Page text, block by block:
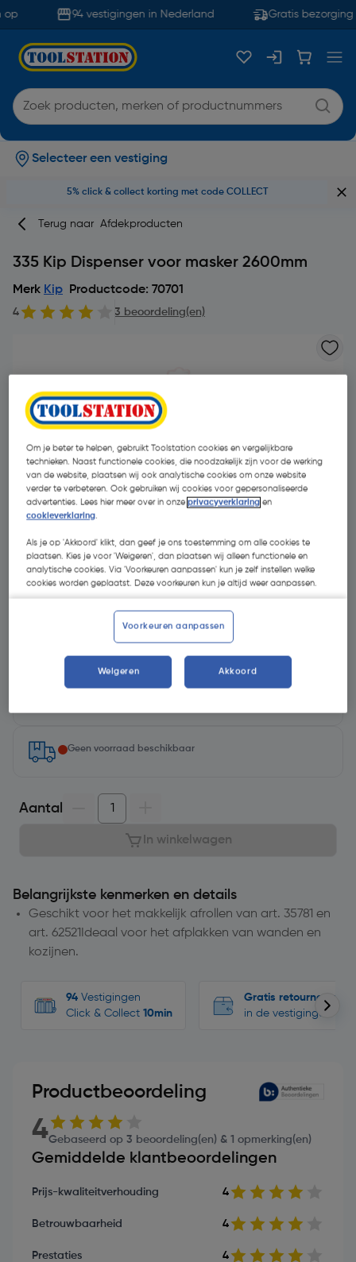
94 vestigingen in Nederland Gratis bezorging
Selecteer een vestiging
5% click & collect korting met code COLLECT
Terug naar Afdekproducten
335 Kip Dispenser voor masker 2600mm
Merk Kip Productcode: 70701
4 3 beoordeling(en)
| Excl. btw € 3,55
Selecteer winkel - Bekijk voorraadniveaus en haal binnen 10
minuten op
Geen voorraad beschikbaar
Aantal
In winkelwagen
Belangrijkste kenmerken en details
Geschikt voor het makkelijk afrollen van art. 35781 en
art. 62521Ideaal voor het afplakken van wanden en
kozijnen.
94 Vestigingen
Click & Collect 10min
Gratis retourneren
in de vestigingen
Productbeoordeling
4Gebaseerd op 3 beoordeling(en) & 1 opmerking(en)
Gemiddelde klantbeoordelingen
Prijs-kwaliteitverhouding 4
Betrouwbaarheid 4
Prestaties 4
Om je beter te helpen, gebruikt Toolstation cookies en vergelijkbare
technieken. Naast functionele cookies, die noodzakelijk zijn voor de werking
van de website, plaatsen wij ook analytische cookies om onze website
verder te verbeteren. Ook gebruiken wij cookies voor gepersonaliseerde
advertenties. Lees hier meer over in onzeprivacyverklaring en
cookieverklaring.
Als je op 'Akkoord' klikt, dan geef je ons toestemming om alle cookies te
plaatsen. Kies je voor 'Weigeren', dan plaatsen wij alleen functionele en
analytische cookies. Via 'Voorkeuren aanpassen' kun je zelf instellen welke
cookies worden geplaatst. Deze voorkeuren kun je altijd weer aanpassen.
Voorkeuren aanpassen
Weigeren Akkoord